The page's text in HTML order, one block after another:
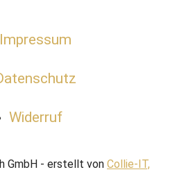
Impressum
Widerruf
GmbH - erstellt von Collie-IT,